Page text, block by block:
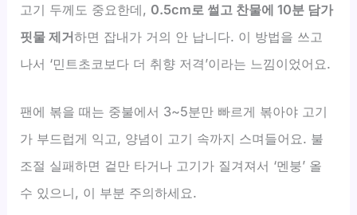
고기 두께도 중요한데, 0.5cm로 썰고 찬물에 10분 담가
핏물 제거하면 잡내가 거의 안 납니다. 이 방법을 쓰고
나서 ‘민트초코보다 더 취향 저격’이라는 느낌이었어요.
팬에 볶을 때는 중불에서 3~5분만 빠르게 볶아야 고기
가 부드럽게 익고, 양념이 고기 속까지 스며들어요. 불
조절 실패하면 겉만 타거나 고기가 질겨져서 ‘멘붕’ 올
수 있으니, 이 부분 주의하세요.